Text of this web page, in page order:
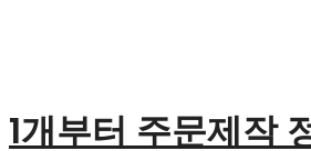
1개부터 주문제작